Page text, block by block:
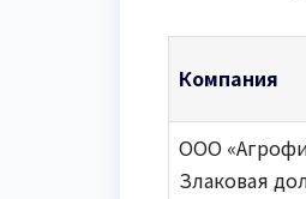
Компания
ООО
Злаковая